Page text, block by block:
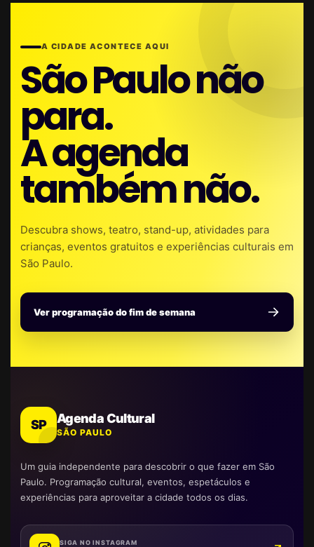
A CIDADE ACONTECE AQUI
São Paulo não
para.
A agenda
também não.
Descubra shows, teatro, stand-up, atividades para
crianças, eventos gratuitos e experiências culturais em
São Paulo.
Ver programação do fim de semana
SP Agenda Cultural
SÃO PAULO
Um guia independente para descobrir o que fazer em São
Paulo. Programação cultural, eventos, espetáculos e
experiências para aproveitar a cidade todos os dias.
SIGA NO INSTAGRAM